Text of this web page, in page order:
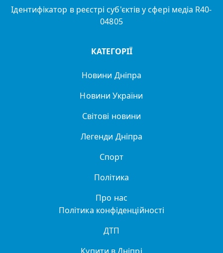
Ідентифікатор в реєстрі суб'єктів у сфері медіа R40-
04805
КАТЕГОРІЇ
Новини Дніпра
Новини України
Світові новини
Легенди Дніпра
Спорт
Політика
Про нас
Політика конфіденційності
ДТП